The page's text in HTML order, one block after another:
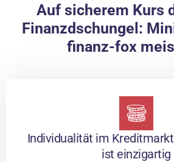
Auf sicherem Kurs
Finanzdschungel:
finanz-fox
Individualität im
ist einzigartig